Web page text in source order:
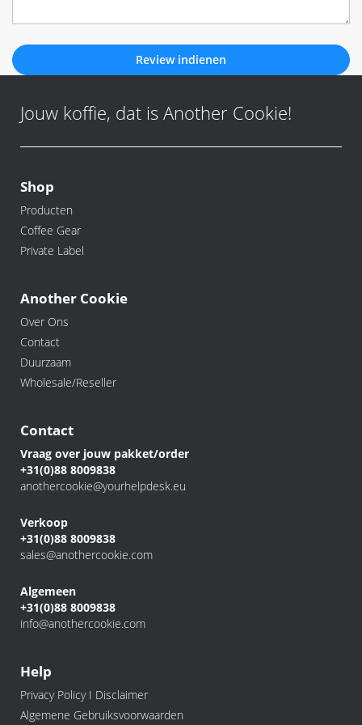
Review indienen
Jouw koffie, dat is Another Cookie!
Shop
Producten
Coffee Gear
Private Label
Another Cookie
Over Ons
Contact
Duurzaam
Wholesale/Reseller
Contact
Vraag over jouw pakket/order
+31(0)88 8009838
anothercookie@yourhelpdesk.eu
Verkoop
+31(0)88 8009838
sales@anothercookie.com
Algemeen
+31(0)88 8009838
info@anothercookie.com
Help
Privacy Policy I Disclaimer
Algemene Gebruiksvoorwaarden